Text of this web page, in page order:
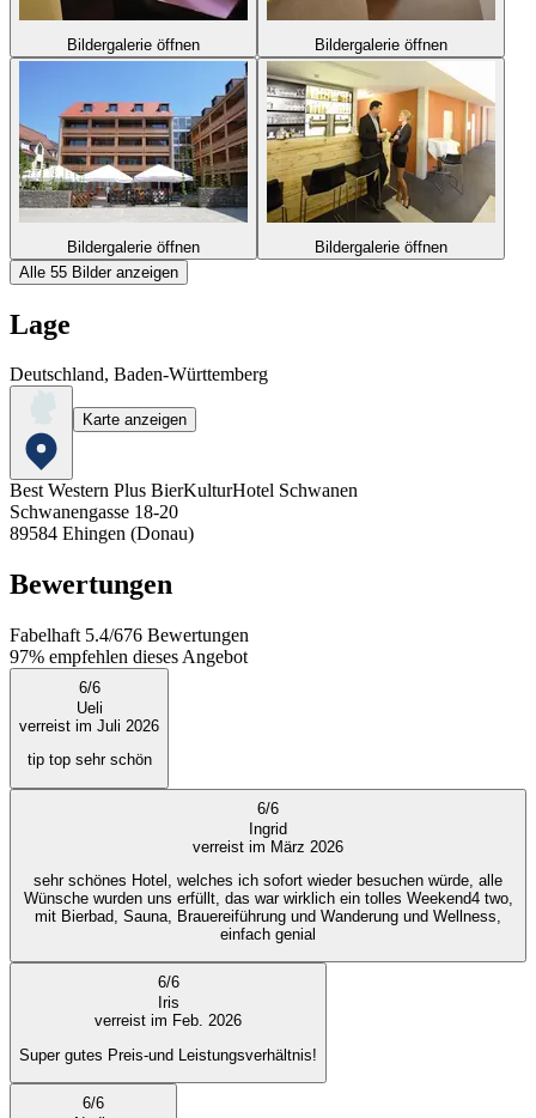
Bildergalerie öffnen Bildergalerie öffnen
Bildergalerie öffnen
Bildergalerie öffnen
Alle 55 Bilder anzeigen
Lage
Deutschland, Baden-Württemberg
Karte anzeigen
Best Western Plus BierKulturHotel Schwanen
Schwanengasse 18-20
89584 Ehingen (Donau)
Bewertungen
Fabelhaft 5.4/676 Bewertungen
97% empfehlen dieses Angebot
6/6
Ueli
verreist im Juli 2026
tip top sehr schön
6/6
Ingrid
verreist im März 2026
sehr schönes Hotel, welches ich sofort wieder besuchen würde, alle
Wünsche wurden uns erfüllt, das war wirklich ein tolles Weekend4 two,
mit Bierbad, Sauna, Brauereiführung und Wanderung und Wellness,
einfach genial
6/6
Iris
verreist im Feb. 2026
Super gutes Preis-und Leistungsverhältnis!
6/6